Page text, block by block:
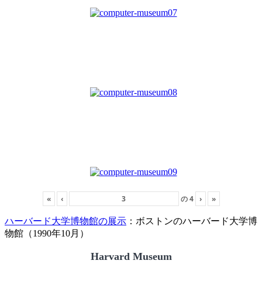
« ‹ の4 › »
ハーバード大学博物館の展示 ：ボストンのハーバード大学博
物館（1990年10月）
Harvard Museum